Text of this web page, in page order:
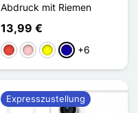
Abdruck mit Riemen
13,99 €
Rot PinkGelbDunkelblau
+6
Expresszustellung